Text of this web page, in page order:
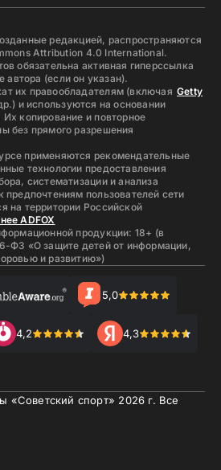
редакцией, распространяются
Attribution 4.0 International.
обязательна активная гиперссылка
автора (если он указан).
их правообладателям (включая Getty
и используются на основании
копирование и повторное
без прямого разрешения
применяются рекомендательные
технологии предоставления
систематизации и анализа
пользователей сети
на территории Российской
ADFOX
продукции: 18+ (в
ФЗ «О защите детей от информации,
и развитию»)
5,0
4,2 4,3
«Советский спорт» 2026 г. Все